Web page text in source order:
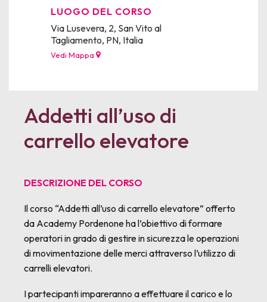
LUOGO DEL CORSO
Via Lusevera, 2, San Vito al
Tagliamento, PN, Italia
Vedi Mappa
Addetti all’uso di
carrello elevatore
DESCRIZIONE DEL CORSO
Il corso “Addetti all’uso di carrello elevatore” offerto
da Academy Pordenone ha l’obiettivo di formare
operatori in grado di gestire in sicurezza le operazioni
di movimentazione delle merci attraverso l’utilizzo di
carrelli elevatori.
I partecipanti impareranno a effettuare il carico e lo